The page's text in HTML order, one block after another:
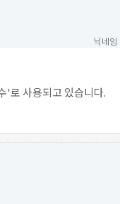
닉네
'로 사용되고 있습니다.